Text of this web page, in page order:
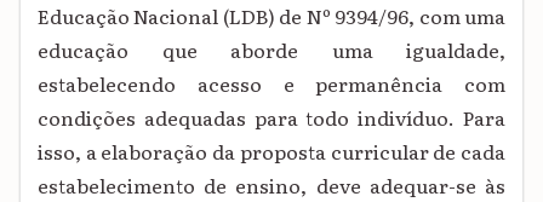
Educação Nacional (LDB) de Nº 9394/96, com uma
educação que aborde uma igualdade,
estabelecendo acesso e permanência com
condições adequadas para todo indivíduo. Para
isso, a elaboração da proposta curricular de cada
estabelecimento de ensino, deve adequar-se às